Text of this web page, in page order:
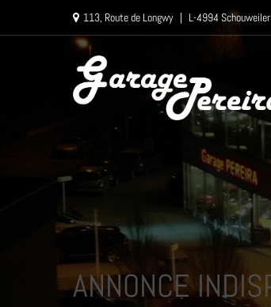
113, Route de Longwy | L-4994 Schouweiler
ANNONCE